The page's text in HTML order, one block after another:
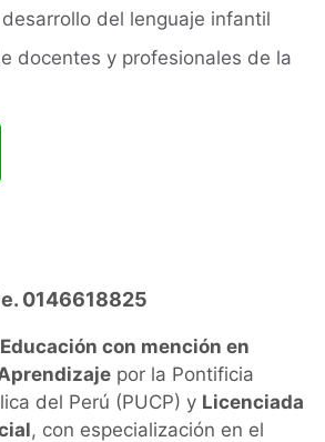
del lenguaje infantil
docentes y profesionales de la
0146618825
con mención en
por la Pontificia
del Perú (PUCP) y Licenciada
, con especialización en el